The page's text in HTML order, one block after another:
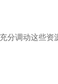
调动这些资